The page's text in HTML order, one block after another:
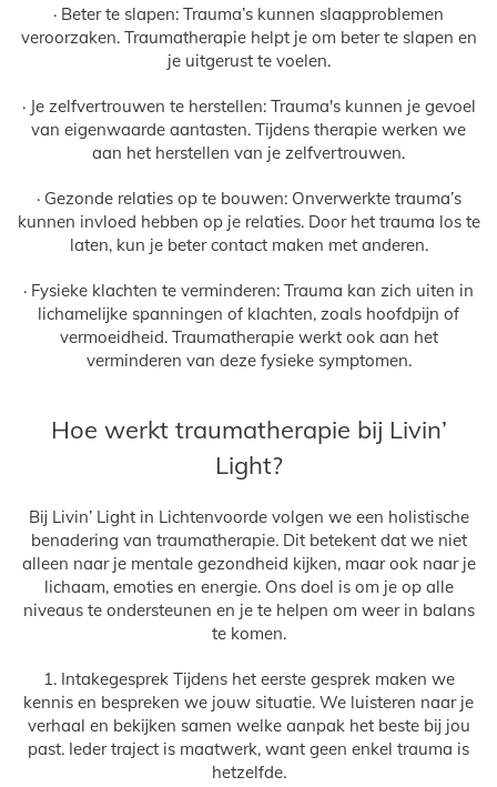
· Beter te slapen: Trauma’s kunnen slaapproblemen
veroorzaken. Traumatherapie helpt je om beter te slapen en
je uitgerust te voelen.
· Je zelfvertrouwen te herstellen: Trauma's kunnen je gevoel
van eigenwaarde aantasten. Tijdens therapie werken we
aan het herstellen van je zelfvertrouwen.
· Gezonde relaties op te bouwen: Onverwerkte trauma’s
kunnen invloed hebben op je relaties. Door het trauma los te
laten, kun je beter contact maken met anderen.
· Fysieke klachten te verminderen: Trauma kan zich uiten in
lichamelijke spanningen of klachten, zoals hoofdpijn of
vermoeidheid. Traumatherapie werkt ook aan het
verminderen van deze fysieke symptomen.
Hoe werkt traumatherapie bij Livin’
Light?
Bij Livin’ Light in Lichtenvoorde volgen we een holistische
benadering van traumatherapie. Dit betekent dat we niet
alleen naar je mentale gezondheid kijken, maar ook naar je
lichaam, emoties en energie. Ons doel is om je op alle
niveaus te ondersteunen en je te helpen om weer in balans
te komen.
1. Intakegesprek Tijdens het eerste gesprek maken we
kennis en bespreken we jouw situatie. We luisteren naar je
verhaal en bekijken samen welke aanpak het beste bij jou
past. Ieder traject is maatwerk, want geen enkel trauma is
hetzelfde.